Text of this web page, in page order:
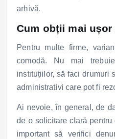
arhivă.
Cum obții mai
Pentru multe firme,
comodă. Nu mai
instituțiilor, să faci drumuri
administrativi care pot fi
Ai nevoie, în general, de
de o solicitare clară
important să verifici